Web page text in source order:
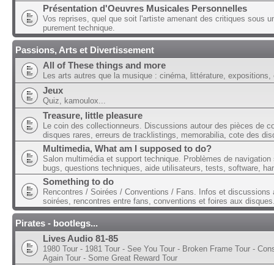
Présentation d'Oeuvres Musicales Personnelles
Vos reprises, quel que soit l'artiste amenant des critiques sous
purement technique.
Passions, Arts et Divertissement
All of These things and more
Les arts autres que la musique : cinéma, littérature, expositions,
Jeux
Quiz, kamoulox...
Treasure, little pleasure
Le coin des collectionneurs. Discussions autour des pièces de
disques rares, erreurs de tracklistings, memorabilia, cote des
Multimedia, What am I supposed to do?
Salon multimédia et support technique. Problèmes de navigation
bugs, questions techniques, aide utilisateurs, tests, software,
Something to do
Rencontres / Soirées / Conventions / Fans. Infos et discussions
soirées, rencontres entre fans, conventions et foires aux
Pirates - bootlegs...
Lives Audio 81-85
1980 Tour - 1981 Tour - See You Tour - Broken Frame Tour -
Again Tour - Some Great Reward Tour